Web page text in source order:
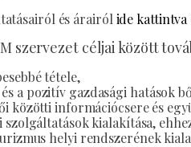
és árairól ide kattintva
szervezet céljai között
tétele,
a pozitív gazdasági hatások
közötti információcsere és
kialakítása,
helyi rendszerének